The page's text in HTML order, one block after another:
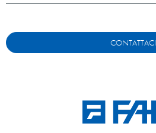
CONTATTACI